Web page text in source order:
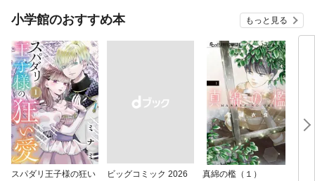
小学館のおすすめ本 もっと見る
スパダリ王子様の狂い
ビッグコミック 2026
真綿の檻（１）